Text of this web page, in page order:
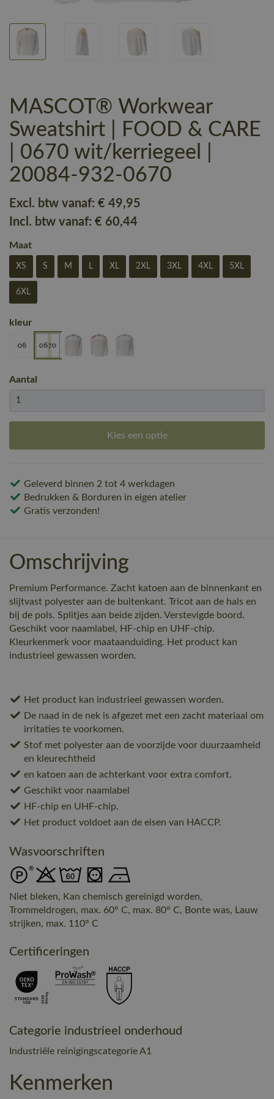
MASCOT® Workwear
Sweatshirt | FOOD & CARE
| 0670 wit/kerriegeel |
20084-932-0670
Excl. btw vanaf: € 49,95
Incl. btw vanaf: € 60,44
Maat
XS S M L XL 2XL 3XL 4XL 5XL
6XL
kleur
Aantal
Kies een optie
Geleverd binnen 2 tot 4 werkdagen
Bedrukken & Borduren in eigen atelier
Gratis verzonden!
Omschrijving
Premium Performance. Zacht katoen aan de binnenkant en
slijtvast polyester aan de buitenkant. Tricot aan de hals en
bij de pols. Splitjes aan beide zijden. Verstevigde boord.
Geschikt voor naamlabel, HF-chip en UHF-chip.
Kleurkenmerk voor maataanduiding. Het product kan
industrieel gewassen worden.
Het product kan industrieel gewassen worden.
De naad in de nek is afgezet met een zacht materiaal om
irritaties te voorkomen.
Stof met polyester aan de voorzijde voor duurzaamheid
en kleurechtheid
en katoen aan de achterkant voor extra comfort.
Geschikt voor naamlabel
HF-chip en UHF-chip.
Het product voldoet aan de eisen van HACCP.
Wasvoorschriften
Niet bleken, Kan chemisch gereinigd worden,
Trommeldrogen, max. 60° C, max. 80° C, Bonte was, Lauw
strijken, max. 110° C
Certificeringen
Categorie industrieel onderhoud
Industriële reinigingscategorie A1
Kenmerken